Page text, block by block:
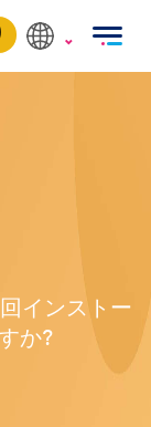
インストー
か?